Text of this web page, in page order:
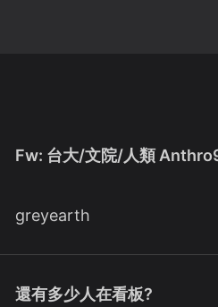
Fw: 台大/文院/人類
greyearth
還有多少人在看板?